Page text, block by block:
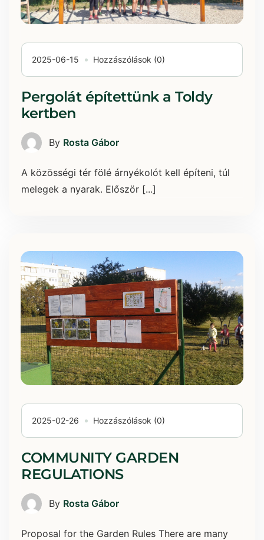
2025-06-15 Hozzászólások (0)
Pergolát építettünk a Toldy
kertben
By Rosta Gábor
A közösségi tér fölé árnyékolót kell építeni, túl
melegek a nyarak. Először [...]
2025-02-26 Hozzászólások (0)
COMMUNITY GARDEN
REGULATIONS
By Rosta Gábor
Proposal for the Garden Rules There are many